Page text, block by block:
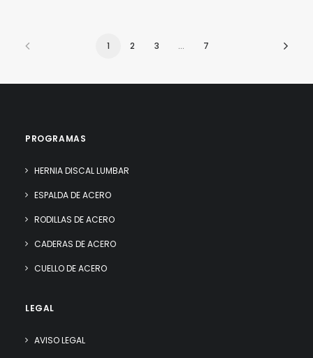
1 2 3 … 7
PROGRAMAS
HERNIA DISCAL LUMBAR
ESPALDA DE ACERO
RODILLAS DE ACERO
CADERAS DE ACERO
CUELLO DE ACERO
LEGAL
AVISO LEGAL